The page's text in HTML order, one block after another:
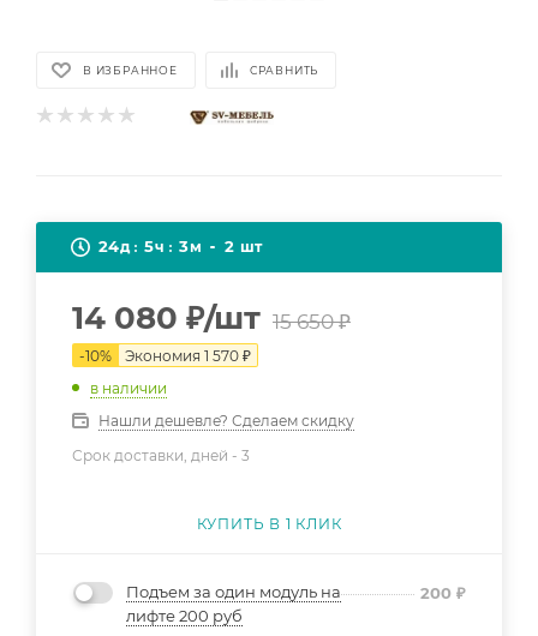
В ИЗБРАННОЕ СРАВНИТЬ
24д 5ч 3м 2 шт
14 080 ₽/шт 15 650₽
-10% Экономия 1 570 ₽
в наличии
Нашли дешевле? Сделаем скидку
Срок доставки, дней - 3
КУПИТЬ В 1 КЛИК
Подъем за один модуль на
лифте 200 руб
200 ₽